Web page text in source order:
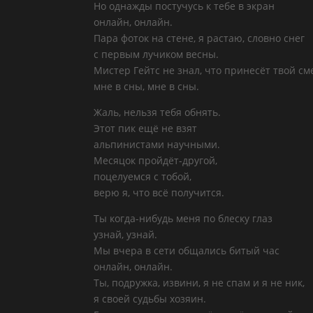
Но однажды постучусь к тебе в экран
онлайн, онлайн.
Пара фоток на стене, я растаю, словно снег
с первым лучиком весны.
Мистер Гейтс не знал, что принесёт твой
мне в сны, мне в сны.
Жаль, нельзя тебя обнять.
Этот пик ещё не взят
альпинистами научными.
Месяцок пройдёт-другой,
поцелуемся с тобой,
верю я, что всё получится.
Ты когда-нибудь меня по блеску глаз
узнай, узнай.
Мы вчера в сети общались битый час
онлайн, онлайн.
Ты, подружка, извини, я не спам и я не ник,
я своей судьбы хозяин.